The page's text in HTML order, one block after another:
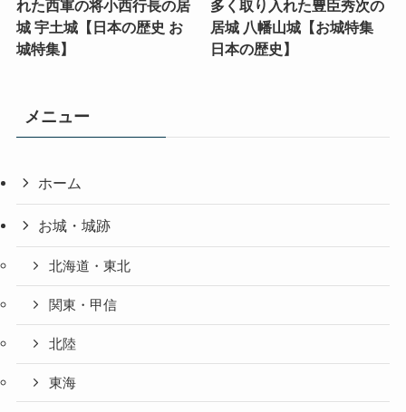
れた西軍の将小西行長の居
城 宇土城【日本の歴史 お
城特集】
多く取り入れた豊臣秀次の
居城 八幡山城【お城特集
日本の歴史】
メニュー
ホーム
お城・城跡
北海道・東北
関東・甲信
北陸
東海